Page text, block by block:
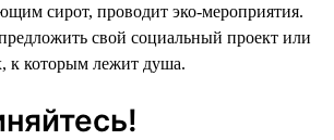
сирот, проводит эко-мероприятия.
свой социальный проект или
к которым лежит душа.